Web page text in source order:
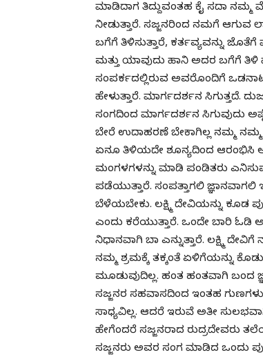
ಮಾಡಿದಾಗ ತಿದ್ದುವಂತಹ ಕೈ ಸದಾ ನಮ್ಮ
ನೀಡುತ್ತಾರೆ. ಸಜ್ಜನರಿಂದ ನಮಗೆ
ಬಗೆಗೆ ತಿಳಿಸುತ್ತಾರೆ, ಕರ್ತವ್ಯವನ್ನು
ಮತ್ತು ಯಾವುದು ಹಾನಿ ಅದರ ಬಗೆಗೆ ತಿಳಿ
ಸಂಪರ್ಕದಲ್ಲಿರುವ ಅವರೊಂದಿಗೆ
ಹೇಳುತ್ತಾರೆ. ಮಾರ್ಗದರ್ಶನ ಸಿಗುತ್ತದೆ.
ಸಂಗದಿಂದ ಮಾರ್ಗದರ್ಶನ ಸಿಗುವುದು
ಬೇರೆ ಉದಾಹರಣೆ ಬೇಕಾಗಿಲ್ಲ ನಮ್ಮ
ಏನೂ ತಿಳಿಯದೇ ಶೂನ್ಯದಿಂದ ಆರಂಭಿಸಿ
ಮಂಗಳಗಳನ್ನು ಮಾಡಿ ಪಂಡಿತರು
ಪಡೆಯುತ್ತಾರೆ. ಸಂಪತ್ತಾಗಲಿ
ಬೆಳೆಯಬೇಕು. ಲಕ್ಷ್ಮಿ ದೇವಿಯನ್ನು ಕೂಡ
ಎಂದು ಕರೆಯುತ್ತಾರೆ. ಒಂದೇ ಬಾರಿ ಓಡಿ
ನಿಧಾನವಾಗಿ ಬಾ ಎನ್ನುತ್ತಾರೆ. ಲಕ್ಷ್ಮಿ
ನಮ್ಮ ಶ್ರಮಕ್ಕೆ ತಕ್ಕಂತೆ ಏಳಿಗೆಯನ್ನು
ಮೂಡುವುದಿಲ್ಲ. ಹಂತ ಹಂತವಾಗಿ ಬಂದ
ಸಜ್ಜನರ ಸಹವಾಸದಿಂದ ಇಂತಹ
ಸಾಧ್ಯವಿಲ್ಲ. ಆದರೆ ಇರುವೆ ಅತೀ
ಹೇಗೆಂದರೆ ಸಜ್ಜನರಾದ ರುದ್ರದೇವರು
ಸಜ್ಜನರು ಅವರ ಸಂಗ ಮಾಡಿದ ಒಂದು